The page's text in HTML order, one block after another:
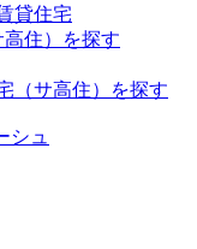
貸住宅
住）を探す
（サ高住）を探す
シュ